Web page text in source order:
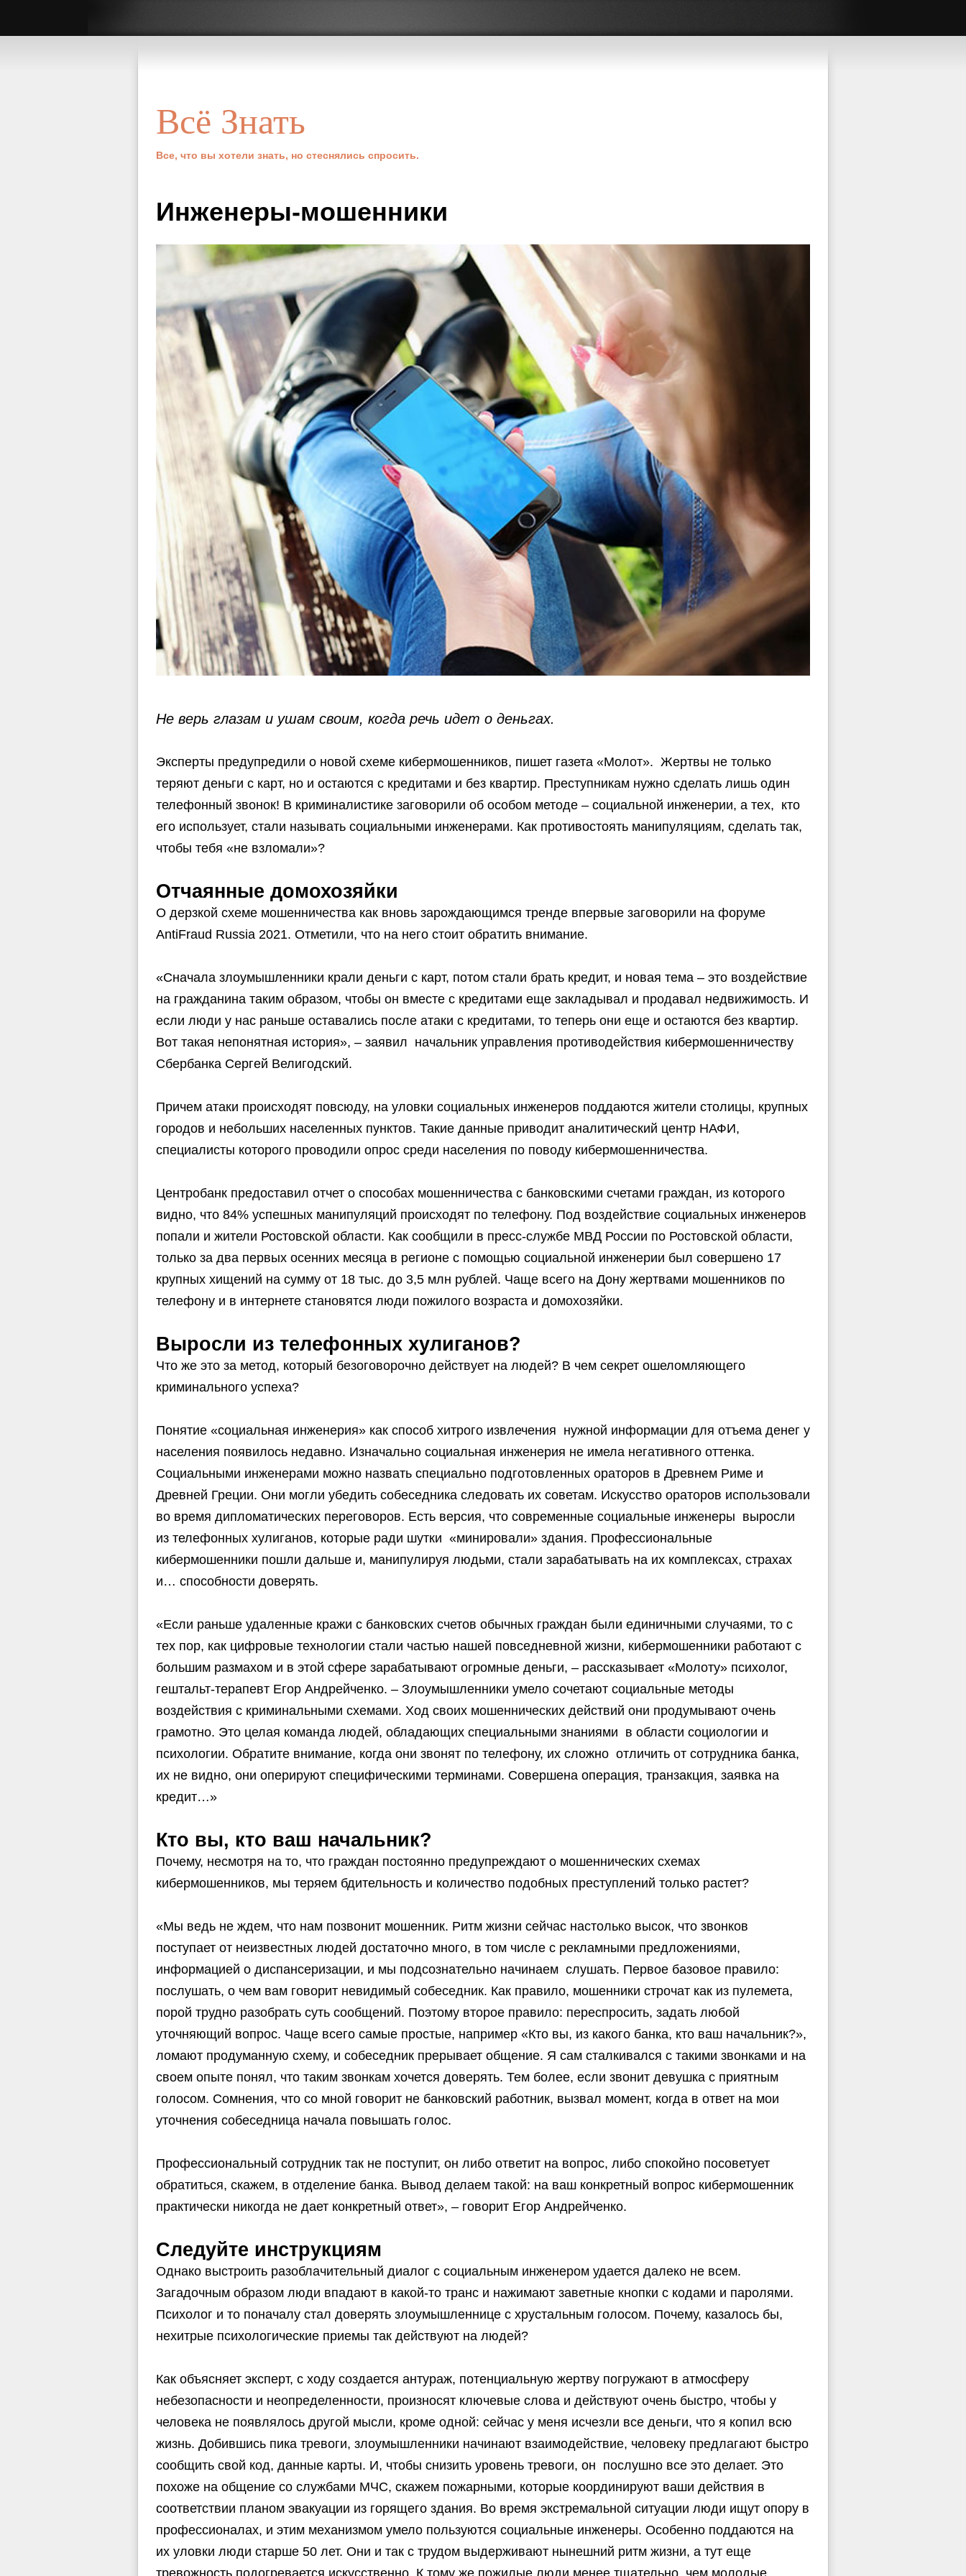
Всё Знать
Все, что вы хотели знать, но стеснялись спросить.
Инженеры-мошенники
Не верь глазам и ушам своим, когда речь идет о деньгах.
Эксперты предупредили о новой схеме кибермошенников, пишет газета «Молот». Жертвы не только
теряют деньги с карт, но и остаются с кредитами и без квартир. Преступникам нужно сделать лишь один
телефонный звонок! В криминалистике заговорили об особом методе – социальной инженерии, а тех, кто
его использует, стали называть социальными инженерами. Как противостоять манипуляциям, сделать так,
чтобы тебя «не взломали»?
Отчаянные домохозяйки
О дерзкой схеме мошенничества как вновь зарождающимся тренде впервые заговорили на форуме
AntiFraud Russia 2021. Отметили, что на него стоит обратить внимание.
«Сначала злоумышленники крали деньги с карт, потом стали брать кредит, и новая тема – это воздействие
на гражданина таким образом, чтобы он вместе с кредитами еще закладывал и продавал недвижимость. И
если люди у нас раньше оставались после атаки с кредитами, то теперь они еще и остаются без квартир.
Вот такая непонятная история», – заявил начальник управления противодействия кибермошенничеству
Сбербанка Сергей Велигодский.
Причем атаки происходят повсюду, на уловки социальных инженеров поддаются жители столицы, крупных
городов и небольших населенных пунктов. Такие данные приводит аналитический центр НАФИ,
специалисты которого проводили опрос среди населения по поводу кибермошенничества.
Центробанк предоставил отчет о способах мошенничества с банковскими счетами граждан, из которого
видно, что 84% успешных манипуляций происходят по телефону. Под воздействие социальных инженеров
попали и жители Ростовской области. Как сообщили в пресс-службе МВД России по Ростовской области,
только за два первых осенних месяца в регионе с помощью социальной инженерии был совершено 17
крупных хищений на сумму от 18 тыс. до 3,5 млн рублей. Чаще всего на Дону жертвами мошенников по
телефону и в интернете становятся люди пожилого возраста и домохозяйки.
Выросли из телефонных хулиганов?
Что же это за метод, который безоговорочно действует на людей? В чем секрет ошеломляющего
криминального успеха?
Понятие «социальная инженерия» как способ хитрого извлечения нужной информации для отъема денег у
населения появилось недавно. Изначально социальная инженерия не имела негативного оттенка.
Социальными инженерами можно назвать специально подготовленных ораторов в Древнем Риме и
Древней Греции. Они могли убедить собеседника следовать их советам. Искусство ораторов использовали
во время дипломатических переговоров. Есть версия, что современные социальные инженеры выросли
из телефонных хулиганов, которые ради шутки «минировали» здания. Профессиональные
кибермошенники пошли дальше и, манипулируя людьми, стали зарабатывать на их комплексах, страхах
и… способности доверять.
«Если раньше удаленные кражи с банковских счетов обычных граждан были единичными случаями, то с
тех пор, как цифровые технологии стали частью нашей повседневной жизни, кибермошенники работают с
большим размахом и в этой сфере зарабатывают огромные деньги, – рассказывает «Молоту» психолог,
гештальт-терапевт Егор Андрейченко. – Злоумышленники умело сочетают социальные методы
воздействия с криминальными схемами. Ход своих мошеннических действий они продумывают очень
грамотно. Это целая команда людей, обладающих специальными знаниями в области социологии и
психологии. Обратите внимание, когда они звонят по телефону, их сложно отличить от сотрудника банка,
их не видно, они оперируют специфическими терминами. Совершена операция, транзакция, заявка на
кредит…»
Кто вы, кто ваш начальник?
Почему, несмотря на то, что граждан постоянно предупреждают о мошеннических схемах
кибермошенников, мы теряем бдительность и количество подобных преступлений только растет?
«Мы ведь не ждем, что нам позвонит мошенник. Ритм жизни сейчас настолько высок, что звонков
поступает от неизвестных людей достаточно много, в том числе с рекламными предложениями,
информацией о диспансеризации, и мы подсознательно начинаем слушать. Первое базовое правило:
послушать, о чем вам говорит невидимый собеседник. Как правило, мошенники строчат как из пулемета,
порой трудно разобрать суть сообщений. Поэтому второе правило: переспросить, задать любой
уточняющий вопрос. Чаще всего самые простые, например «Кто вы, из какого банка, кто ваш начальник?»,
ломают продуманную схему, и собеседник прерывает общение. Я сам сталкивался с такими звонками и на
своем опыте понял, что таким звонкам хочется доверять. Тем более, если звонит девушка с приятным
голосом. Сомнения, что со мной говорит не банковский работник, вызвал момент, когда в ответ на мои
уточнения собеседница начала повышать голос.
Профессиональный сотрудник так не поступит, он либо ответит на вопрос, либо спокойно посоветует
обратиться, скажем, в отделение банка. Вывод делаем такой: на ваш конкретный вопрос кибермошенник
практически никогда не дает конкретный ответ», – говорит Егор Андрейченко.
Следуйте инструкциям
Однако выстроить разоблачительный диалог с социальным инженером удается далеко не всем.
Загадочным образом люди впадают в какой-то транс и нажимают заветные кнопки с кодами и паролями.
Психолог и то поначалу стал доверять злоумышленнице с хрустальным голосом. Почему, казалось бы,
нехитрые психологические приемы так действуют на людей?
Как объясняет эксперт, с ходу создается антураж, потенциальную жертву погружают в атмосферу
небезопасности и неопределенности, произносят ключевые слова и действуют очень быстро, чтобы у
человека не появлялось другой мысли, кроме одной: сейчас у меня исчезли все деньги, что я копил всю
жизнь. Добившись пика тревоги, злоумышленники начинают взаимодействие, человеку предлагают быстро
сообщить свой код, данные карты. И, чтобы снизить уровень тревоги, он послушно все это делает. Это
похоже на общение со службами МЧС, скажем пожарными, которые координируют ваши действия в
соответствии планом эвакуации из горящего здания. Во время экстремальной ситуации люди ищут опору в
профессионалах, и этим механизмом умело пользуются социальные инженеры. Особенно поддаются на
их уловки люди старше 50 лет. Они и так с трудом выдерживают нынешний ритм жизни, а тут еще
тревожность подогревается искусственно. К тому же пожилые люди менее тщательно, чем молодые,